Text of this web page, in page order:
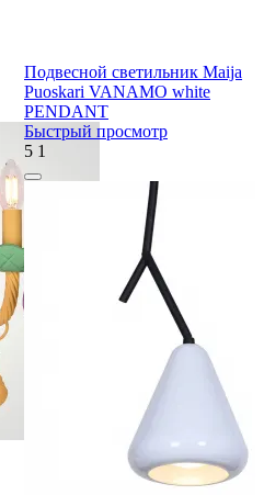
Подвесной светильник Maija
Puoskari VANAMO white
PENDANT
Быстрый просмотр
5 1